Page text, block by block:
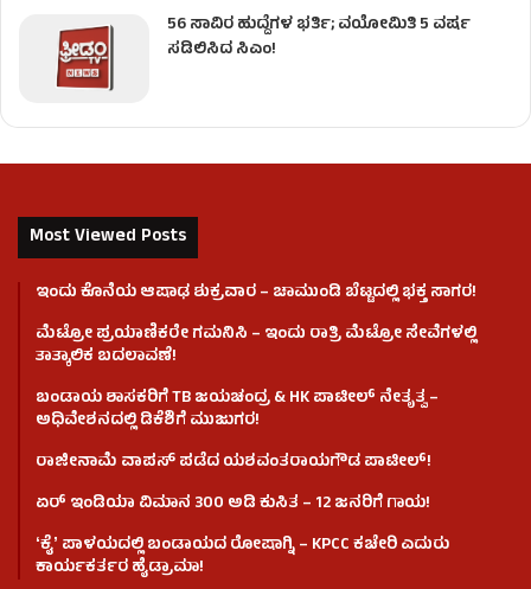
56 ಸಾವಿರ ಹುದ್ದೆಗಳ ಭರ್ತಿ; ವಯೋಮಿತಿ 5 ವರ್ಷ
ಸಡಿಲಿಸಿದ ಸಿಎಂ!
Most Viewed Posts
ಇಂದು ಕೊನೆಯ ಆಷಾಢ ಶುಕ್ರವಾರ – ಚಾಮುಂಡಿ ಬೆಟ್ಟದಲ್ಲಿ ಭಕ್ತ ಸಾಗರ!
ಮೆಟ್ರೋ ಪ್ರಯಾಣಿಕರೇ ಗಮನಿಸಿ – ಇಂದು ರಾತ್ರಿ ಮೆಟ್ರೋ ಸೇವೆಗಳಲ್ಲಿ
ತಾತ್ಕಾಲಿಕ ಬದಲಾವಣೆ!
ಬಂಡಾಯ ಶಾಸಕರಿಗೆ TB ಜಯಚಂದ್ರ & HK ಪಾಟೀಲ್ ನೇತೃತ್ವ –
ಅಧಿವೇಶನದಲ್ಲಿ ಡಿಕೆಶಿಗೆ ಮುಜುಗರ!
ರಾಜೀನಾಮೆ ವಾಪಸ್ ಪಡೆದ ಯಶವಂತರಾಯಗೌಡ ಪಾಟೀಲ್‌!
ಏರ್ ಇಂಡಿಯಾ ವಿಮಾನ 300 ಅಡಿ ಕುಸಿತ – 12 ಜನರಿಗೆ ಗಾಯ!
ʻಕೈʼ​ ಪಾಳಯದಲ್ಲಿ ಬಂಡಾಯದ ರೋಷಾಗ್ನಿ – KPCC ಕಚೇರಿ ಎದುರು
ಕಾರ್ಯಕರ್ತರ ಹೈಡ್ರಾಮಾ!